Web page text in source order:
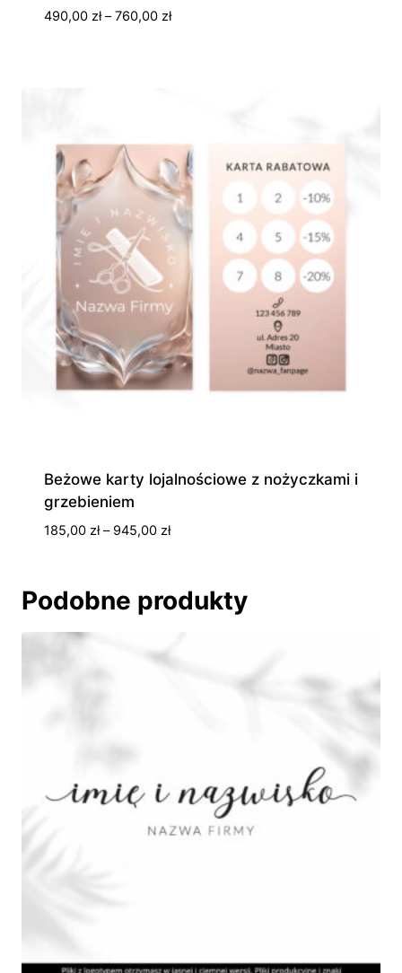
490,00 zł – 760,00 złZakres
Beżowe karty lojalnościowe z nożyczkami i
grzebieniem
185,00 zł – 945,00 złZakres
185,00 zł
do
Podobne produkty